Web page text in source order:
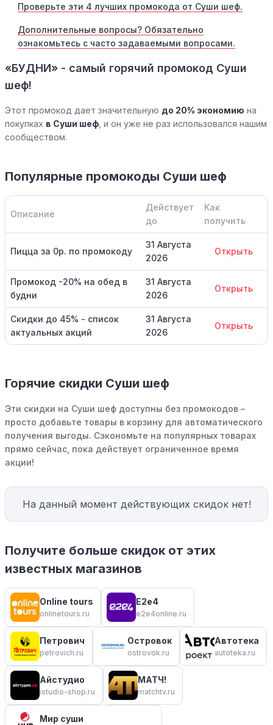
Проверьте эти 4 лучших промокода от Суши шеф.
Дополнительные вопросы? Обязательно
ознакомьтесь с часто задаваемыми вопросами.
«БУДНИ» - самый горячий промокод Суши
шеф!
Этот промокод дает значительную до 20% экономию на
покупках в Суши шеф , и он уже не раз использовался нашим
сообществом.
Популярные промокоды Суши шеф
Описание
Действует
до
Как
получить
Пицца за 0р. по промокоду
31 Августа
2026
Открыть
Промокод -20% на обед в
будни
31 Августа
2026
Открыть
Скидки до 45% - список
актуальных акций
31 Августа
2026
Открыть
Горячие скидки Суши шеф
Эти скидки на Суши шеф доступны без промокодов –
просто добавьте товары в корзину для автоматического
получения выгоды. Сэкономьте на популярных товарах
прямо сейчас, пока действует ограниченное время
акции!
На данный момент действующих скидок нет!
Получите больше скидок от этих
известных магазинов
Online tours
onlinetours.ru
E2e4
e2e4online.ru
Петрович
petrovich.ru
Островок
ostrovok.ru
Автотека
autoteka.ru
Айстудио
istudio-shop.ru
МАТЧ!
matchtv.ru
Мир суши